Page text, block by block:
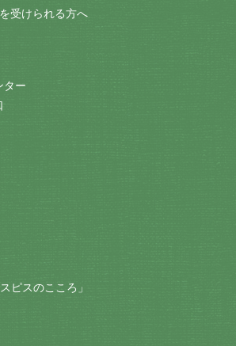
受けられる方へ
ター
ピスのこころ」